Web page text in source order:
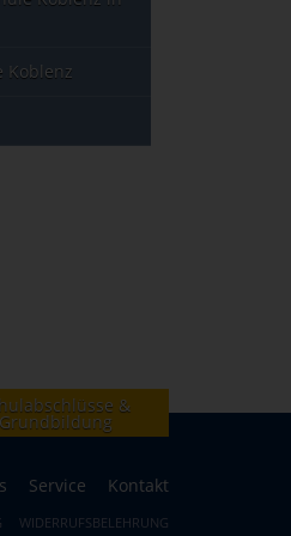
Koblenz
&
Grundbildung
Service Kontakt
WIDERRUFSBELEHRUNG